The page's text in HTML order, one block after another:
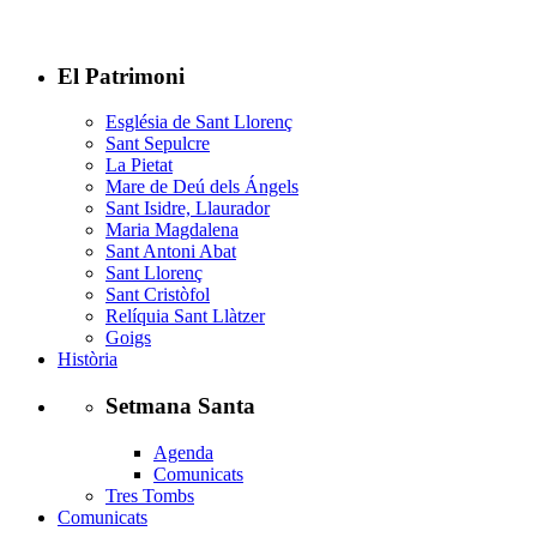
El Patrimoni
Església de Sant Llorenç
Sant Sepulcre
La Pietat
Mare de Deú dels Ángels
Sant Isidre, Llaurador
Maria Magdalena
Sant Antoni Abat
Sant Llorenç
Sant Cristòfol
Relíquia Sant Llàtzer
Goigs
Història
Setmana Santa
Agenda
Comunicats
Tres Tombs
Comunicats